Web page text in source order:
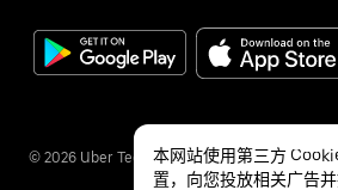
© 2026 Uber Technologies Inc.
本网站使用第三方
置，向您投放相关广告